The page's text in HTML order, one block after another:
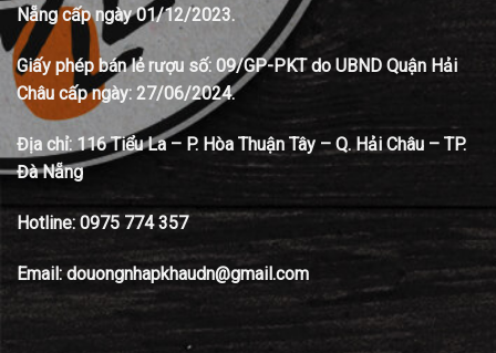
Nẵng cấp ngày 01/12/2023.
Giấy phép bán lẻ rượu số: 09/GP-PKT do UBND Quận Hải
Châu cấp ngày: 27/06/2024.
Địa chỉ: 116 Tiểu La – P. Hòa Thuận Tây – Q. Hải Châu – TP.
Đà Nẵng
Hotline: 0975 774 357
Email: douongnhapkhaudn@gmail.com